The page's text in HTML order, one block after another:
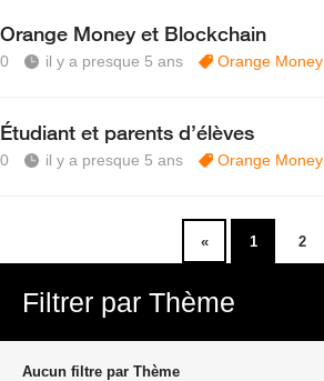
Orange Money et Blockchain
0 il y a presque 5 ans Orange Money
Étudiant et parents d’élèves
0 il y a presque 5 ans Orange Money
« 1 2
Filtrer par Thème
Aucun filtre par Thème